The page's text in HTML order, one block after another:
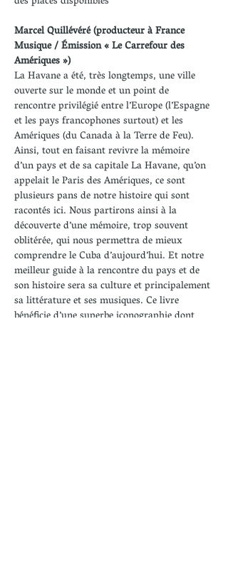
Marcel Quillévéré (producteur à France
Musique / Émission « Le Carrefour des
Amériques »)
La Havane a été, très longtemps, une ville
ouverte sur le monde et un point de
rencontre privilégié entre l’Europe (l’Espagne
et les pays francophones surtout) et les
Amériques (du Canada à la Terre de Feu).
Ainsi, tout en faisant revivre la mémoire
d’un pays et de sa capitale La Havane, qu’on
appelait le Paris des Amériques, ce sont
plusieurs pans de notre histoire qui sont
racontés ici. Nous partirons ainsi à la
découverte d’une mémoire, trop souvent
oblitérée, qui nous permettra de mieux
comprendre le Cuba d’aujourd’hui. Et notre
meilleur guide à la rencontre du pays et de
son histoire sera sa culture et principalement
sa littérature et ses musiques. Ce livre
bénéficie d’une superbe iconographie dont